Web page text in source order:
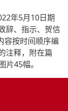
年5月10日期
辞、指示、贺信
容按时间顺序编
注释，附在篇
45幅。